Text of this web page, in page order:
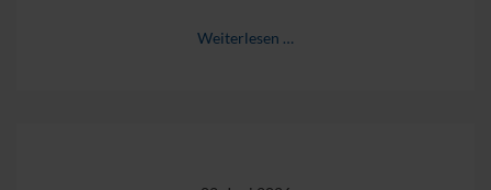
Weiterlesen …